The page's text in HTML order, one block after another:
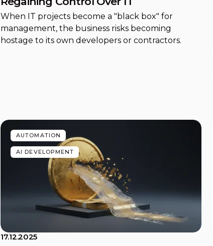
When IT projects become a "black box" for
management, the business risks becoming
hostage to its own developers or contractors.
AUTOMATION
AI DEVELOPMENT
17.12.2025